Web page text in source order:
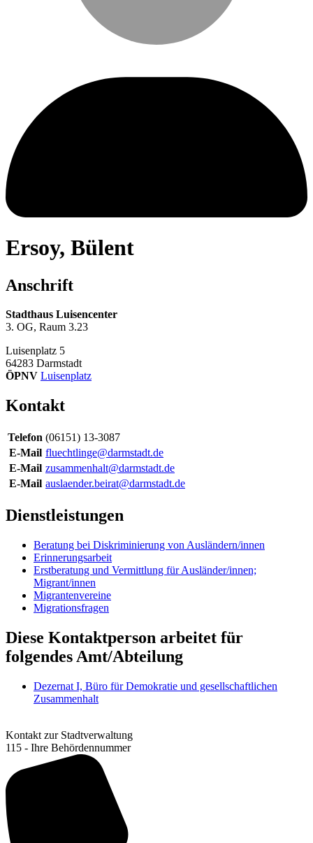
Ersoy, Bülent
Anschrift
Stadthaus Luisencenter
3. OG, Raum 3.23
Luisenplatz 5
64283 Darmstadt
ÖPNV Luisenplatz
Kontakt
Telefon (06151) 13-3087
E-Mail fluechtlinge@darmstadt.de
E-Mail zusammenhalt@darmstadt.de
E-Mail auslaender.beirat@darmstadt.de
Dienstleistungen
Beratung bei Diskriminierung von Ausländern/innen
Erinnerungsarbeit
Erstberatung und Vermittlung für Ausländer/innen;
Migrant/innen
Migrantenvereine
Migrationsfragen
Diese Kontaktperson arbeitet für
folgendes Amt/Abteilung
Dezernat I, Büro für Demokratie und gesellschaftlichen
Zusammenhalt
Kontakt zur Stadtverwaltung
115 - Ihre Behördennummer